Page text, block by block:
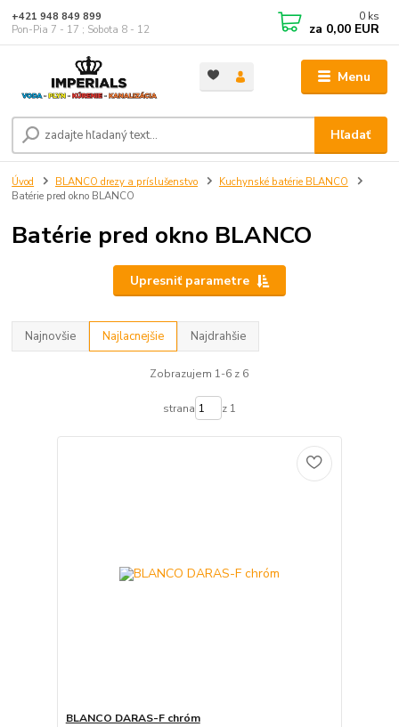
Menu
Hľadať
+421 948 849 899
Pon-Pia 7 - 17 ; Sobota 8 - 12
0 ks
za 0,00 EUR
Úvod BLANCO drezy a príslušenstvo
Kuchynské batérie BLANCO
Batérie pred okno BLANCO
Batérie pred okno BLANCO
Upresniť parametre
Najnovšie Najlacnejšie Najdrahšie
Zobrazujem 1-6 z 6
strana z 1
BLANCO DARAS-F chróm